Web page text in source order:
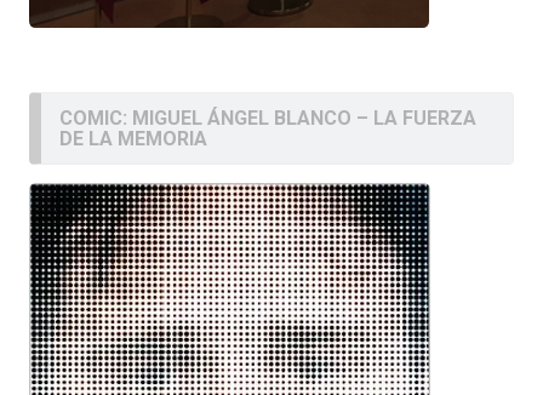
COMIC: MIGUEL ÁNGEL BLANCO – LA FUERZA
DE LA MEMORIA